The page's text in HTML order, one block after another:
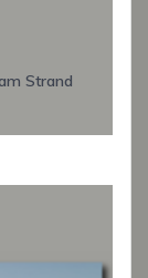
Strand